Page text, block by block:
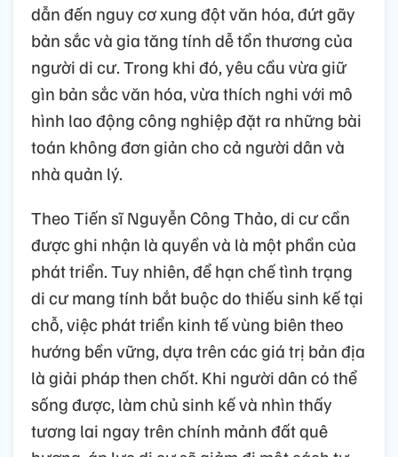
dẫn đến nguy cơ xung đột văn hóa, đứt gãy
bản sắc và gia tăng tính dễ tổn thương của
người di cư. Trong khi đó, yêu cầu vừa giữ
gìn bản sắc văn hóa, vừa thích nghi với mô
hình lao động công nghiệp đặt ra những bài
toán không đơn giản cho cả người dân và
nhà quản lý.
Theo Tiến sĩ Nguyễn Công Thảo, di cư cần
được ghi nhận là quyền và là một phần của
phát triển. Tuy nhiên, để hạn chế tình trạng
di cư mang tính bắt buộc do thiếu sinh kế tại
chỗ, việc phát triển kinh tế vùng biên theo
hướng bền vững, dựa trên các giá trị bản địa
là giải pháp then chốt. Khi người dân có thể
sống được, làm chủ sinh kế và nhìn thấy
tương lai ngay trên chính mảnh đất quê